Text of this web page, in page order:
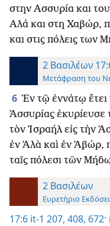
στην Ασσυρία και
Αλά και στη Χαβώρ,
και στις πόλεις των
2 Βασιλέων
Μετάφραση του
6 ᾿Εν τῷ ἐννάτῳ
᾿Ασσυρίας
τὸν Ἰσραήλ εἰς τὴν
ἐν ᾿Αλὰ καὶ ἐν
ταῖς πόλεσι τῶν
2 Βασιλέων
Ευρετήριο
17:6 it-1 207, 408, 672·